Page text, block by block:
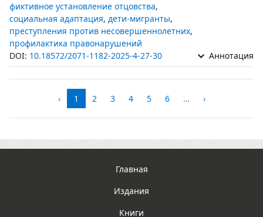
фиктивное установление отцовства,
социальная адаптация, дети-мигранты,
преступления против несовершеннолетних,
профилактика правонарушений
DOI: 10.18572/2071-1182-2025-4-27-30 Аннотация
‹ 1 2 3 4 5 6 … ›
Главная
Издания
Книги